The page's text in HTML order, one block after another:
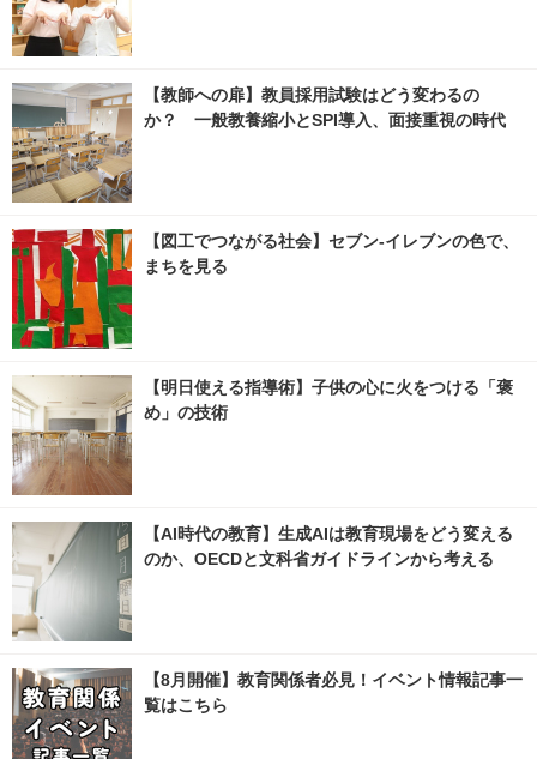
【教師への扉】教員採用試験はどう変わるの
か？ 一般教養縮小とSPI導入、面接重視の時代
【図工でつながる社会】セブン‐イレブンの色で、
まちを見る
【明日使える指導術】子供の心に火をつける「褒
め」の技術
【AI時代の教育】生成AIは教育現場をどう変える
のか、OECDと文科省ガイドラインから考える
【8月開催】教育関係者必見！イベント情報記事一
覧はこちら